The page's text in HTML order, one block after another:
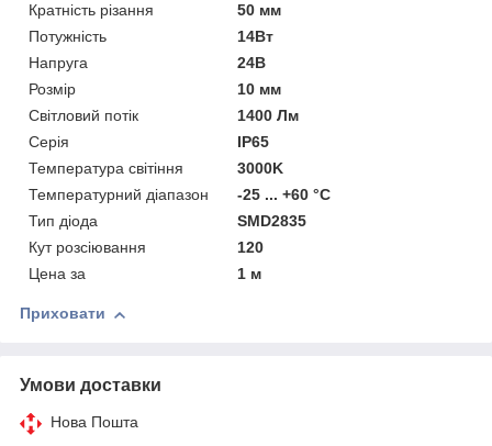
Кратність різання
50 мм
Потужність
14Вт
Напруга
24В
Розмір
10 мм
Світловий потік
1400 Лм
Серія
IP65
Температура світіння
3000K
Температурний діапазон
-25 ... +60 °C
Тип діода
SMD2835
Кут розсіювання
120
Цена за
1 м
Приховати
Умови доставки
Нова Пошта